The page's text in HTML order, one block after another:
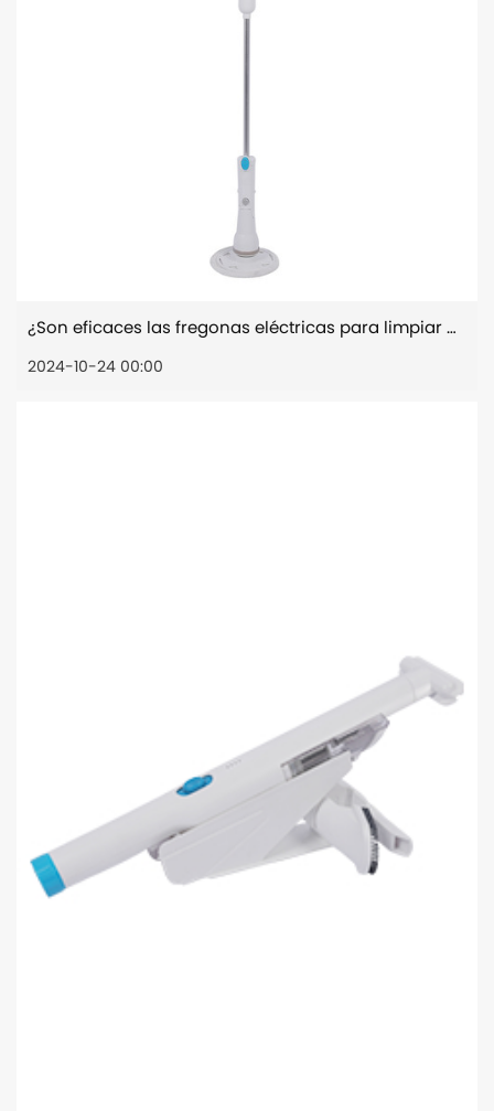
¿Son eficaces las fregonas eléctricas para limpiar manchas difíciles y residuos pegajosos?
2024-10-24 00:00